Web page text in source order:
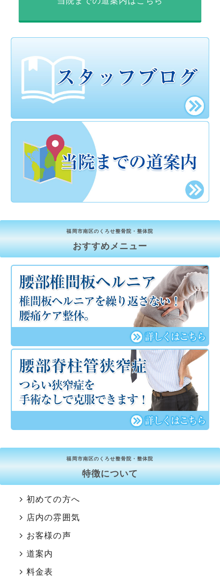
福岡市南区のくろせ整骨院・整体院
おすすめメニュー
福岡市南区のくろせ整骨院・整体院
特徴について
初めての方へ
店内の雰囲気
お客様の声
道案内
料金表